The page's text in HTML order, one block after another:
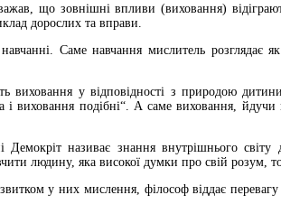
що зовнішні впливи (виховання)
дорослих та вправи.
Саме навчання мислитель розглядає як
виховання у відповідності з природою
подібні“. А саме виховання,
називає знання внутрішнього світу
людину, яка високої думки про свій розум,
у них мислення, філософ віддає